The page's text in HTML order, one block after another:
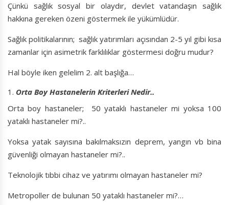
Çünkü sağlık sosyal bir olaydır, devlet vatandaşın sağlık
hakkına gereken özeni göstermek ile yükümlüdür.
Sağlık politikalarının; sağlık yatırımları açısından 2-5 yıl gibi kısa
zamanlar için asimetrik farklılıklar göstermesi doğru mudur?
Hal böyle iken gelelim 2. alt başlığa…
Orta Boy Hastanelerin Kriterleri Nedir..
Orta boy hastaneler; 50 yataklı hastaneler mi yoksa 100
yataklı hastaneler mi?..
Yoksa yatak sayısına bakılmaksızın deprem, yangın vb bina
güvenliği olmayan hastaneler mi?..
Teknolojik tıbbi cihaz ve yatırımı olmayan hastaneler mi?
Metropoller de bulunan 50 yataklı hastaneler mi?…